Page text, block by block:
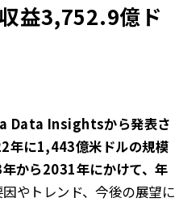
益3,752.9億ド
Data Insightsから発表さ
年に1,443億米ドルの規模
から2031年にかけて、年
やトレンド、今後の展望に